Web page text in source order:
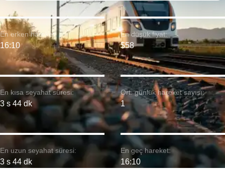
En kısa seyahat süresi:
3 s 44 dk
En erken hareket:
16:10
En uzun seyahat süresi:
3 s 44 dk
En düşük fiyat:
$58
Ort. günlük hareket sayısı:
1
En geç hareket:
16:10